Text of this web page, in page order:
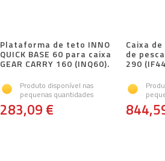
Plataforma de teto INNO
QUICK BASE 60 para caixa
GEAR CARRY 160 (INQ60).
Produto disponível nas
pequenas quantidades
283,09 €
Caixa
de pesca
290